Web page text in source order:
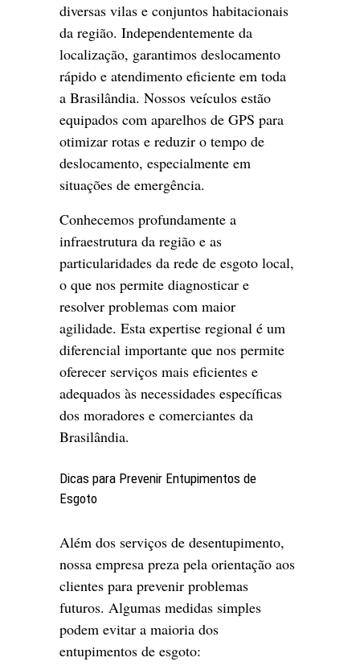
diversas vilas e conjuntos habitacionais
da região. Independentemente da
localização, garantimos deslocamento
rápido e atendimento eficiente em toda
a Brasilândia. Nossos veículos estão
equipados com aparelhos de GPS para
otimizar rotas e reduzir o tempo de
deslocamento, especialmente em
situações de emergência.
Conhecemos profundamente a
infraestrutura da região e as
particularidades da rede de esgoto local,
o que nos permite diagnosticar e
resolver problemas com maior
agilidade. Esta expertise regional é um
diferencial importante que nos permite
oferecer serviços mais eficientes e
adequados às necessidades específicas
dos moradores e comerciantes da
Brasilândia.
Dicas para Prevenir Entupimentos de
Esgoto
Além dos serviços de desentupimento,
nossa empresa preza pela orientação aos
clientes para prevenir problemas
futuros. Algumas medidas simples
podem evitar a maioria dos
entupimentos de esgoto: